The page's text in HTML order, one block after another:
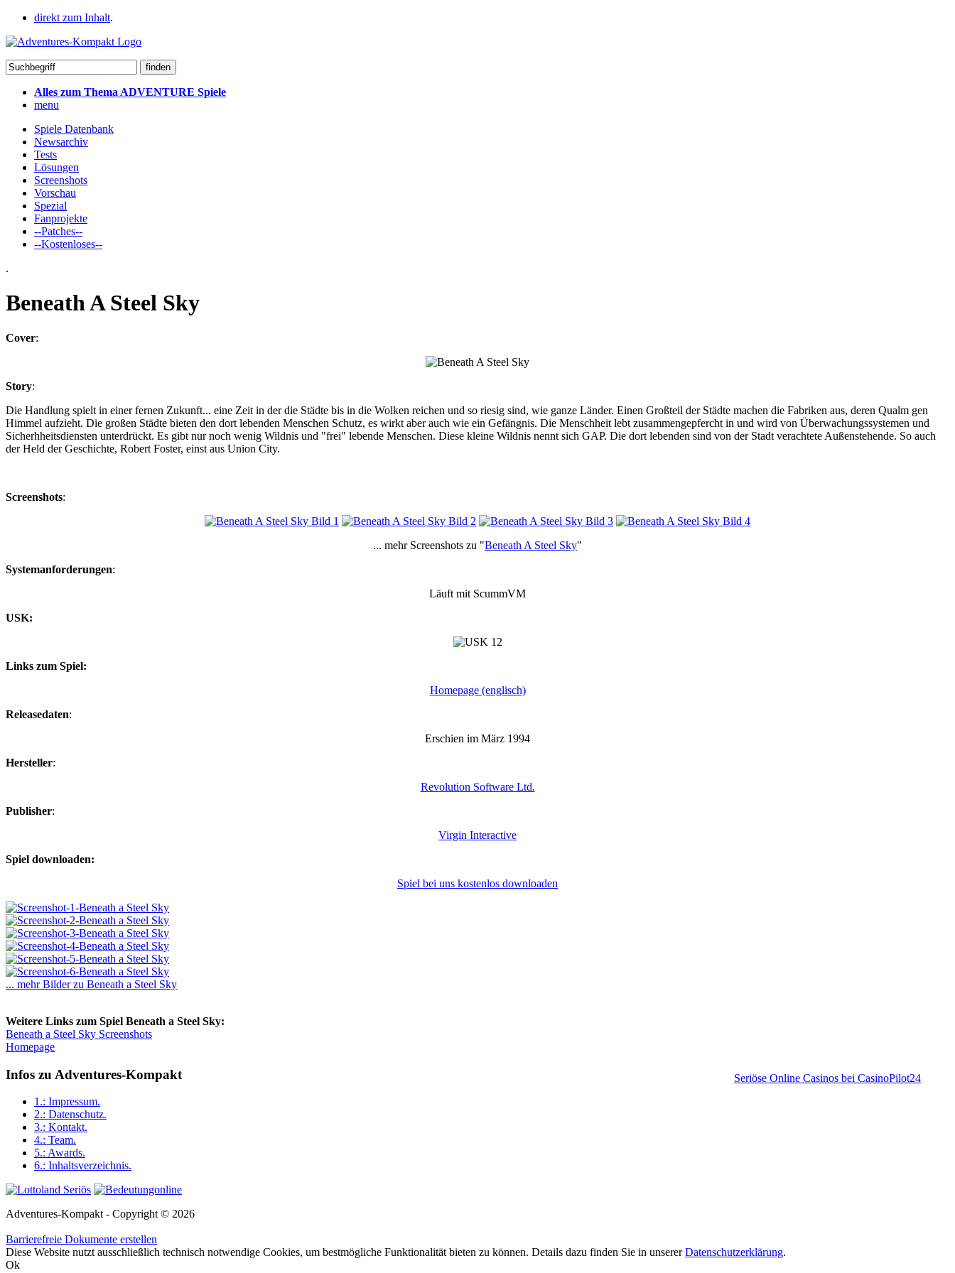
direkt zum Inhalt.
Alles zum Thema ADVENTURE Spiele
menu
Spiele Datenbank
Newsarchiv
Tests
Lösungen
Screenshots
Vorschau
Spezial
Fanprojekte
--Patches--
--Kostenloses--
.
Beneath A Steel Sky
Cover:
Story:
Die Handlung spielt in einer fernen Zukunft... eine Zeit in der die Städte bis in die Wolken reichen und so riesig sind, wie ganze Länder. Einen Großteil der Städte machen die Fabriken aus, deren Qualm gen
Himmel aufzieht. Die großen Städte bieten den dort lebenden Menschen Schutz, es wirkt aber auch wie ein Gefängnis. Die Menschheit lebt zusammengepfercht in und wird von Überwachungssystemen und
Sicherhheitsdiensten unterdrückt. Es gibt nur noch wenig Wildnis und "frei" lebende Menschen. Diese kleine Wildnis nennt sich GAP. Die dort lebenden sind von der Stadt verachtete Außenstehende. So auch
der Held der Geschichte, Robert Foster, einst aus Union City.
Screenshots:
... mehr Screenshots zu "Beneath A Steel Sky"
Systemanforderungen:
Läuft mit ScummVM
USK:
Links zum Spiel:
Homepage (englisch)
Releasedaten:
Erschien im März 1994
Hersteller:
Revolution Software Ltd.
Publisher:
Virgin Interactive
Spiel downloaden:
Spiel bei uns kostenlos downloaden
... mehr Bilder zu Beneath a Steel Sky
Weitere Links zum Spiel Beneath a Steel Sky:
Beneath a Steel Sky Screenshots
Homepage
Seriöse Online Casinos bei CasinoPilot24
Infos zu Adventures-Kompakt
1.: Impressum.
2.: Datenschutz.
3.: Kontakt.
4.: Team.
5.: Awards.
6.: Inhaltsverzeichnis.
Adventures-Kompakt - Copyright © 2026
Barrierefreie Dokumente erstellen
Diese Website nutzt ausschließlich technisch notwendige Cookies, um bestmögliche Funktionalität bieten zu können. Details dazu finden Sie in unsererDatenschutzerklärung.
Ok